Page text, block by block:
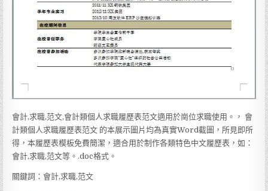
會計,求職,范文,會計類個人求職履歷表范文適用於崗位求職使用。， 會
計類個人求職履歷表范文 的本展示圖片均為真實Word截圖，所見即所
得，本履歷表模板免費簡潔，適合用於制作各類特色中文履歷表，如：
會計,求職,范文等。.doc格式。
關鍵詞：會計,求職,范文